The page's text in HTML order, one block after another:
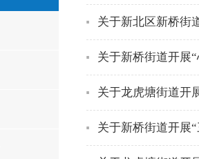
关于新北区新桥街
关于新桥街道开展
关于龙虎塘街道开
关于新桥街道开展